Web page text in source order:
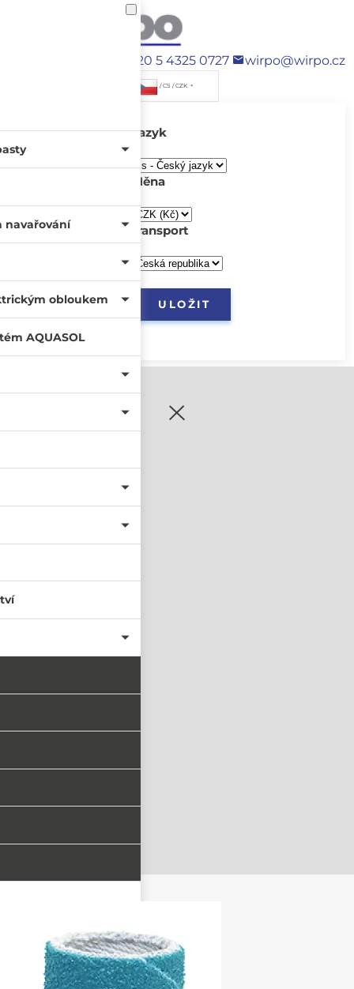
+420 5 4325 0727 wirpo@wirpo.cz
/ CS / CZK
Jazyk
Měna
transport
PŘIHLÁSIT SE
nastavit nové heslo
navařování
obloukem
AQUASOL